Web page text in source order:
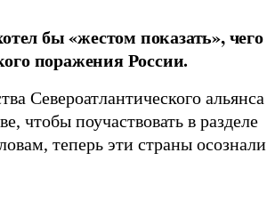
бы «жестом показать», чего
поражения России.
Североатлантического альянса
чтобы поучаствовать в разделе
теперь эти страны осознали